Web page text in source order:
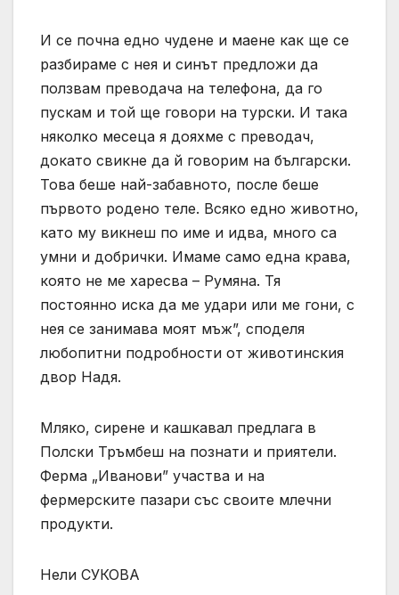
И се почна едно чудене и маене как ще се
разбираме с нея и синът предложи да
ползвам преводача на телефона, да го
пускам и той ще говори на турски. И така
няколко месеца я дояхме с преводач,
докато свикне да й говорим на български.
Това беше най-забавното, после беше
първото родено теле. Всяко едно животно,
като му викнеш по име и идва, много са
умни и добрички. Имаме само една крава,
която не ме харесва – Румяна. Тя
постоянно иска да ме удари или ме гони, с
нея се занимава моят мъж”, споделя
любопитни подробности от животинския
двор Надя.
Мляко, сирене и кашкавал предлага в
Полски Тръмбеш на познати и приятели.
Ферма „Иванови” участва и на
фермерските пазари със своите млечни
продукти.
Нели СУКОВА